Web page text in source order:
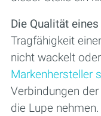
Die Qualität
Tragfähigkeit
nicht wackelt
Markenhersteller
Verbindungen
die Lupe